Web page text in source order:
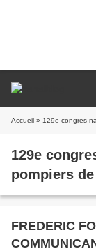
Accueil » 129e congres
129e
pompiers
FREDERIC